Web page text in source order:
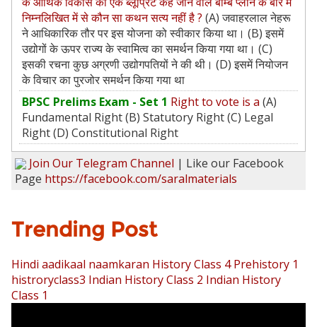
निम्नलिखित में से कौन सा कथन सत्य नहीं है ? (A) जवाहरलाल नेहरू
ने आधिकारिक तौर पर इस योजना को स्वीकार किया था। (B) इसमें
उद्योगों के ऊपर राज्य के स्वामित्व का समर्थन किया गया था। (C)
इसकी रचना कुछ अग्रणी उद्योगपतियों ने की थी। (D) इसमें नियोजन
के विचार का पुरजोर समर्थन किया गया था
BPSC Prelims Exam - Set 1 Right to vote is a (A)
Fundamental Right (B) Statutory Right (C) Legal
Right (D) Constitutional Right
Join Our Telegram Channel | Like our Facebook
Page https://facebook.com/saralmaterials
Trending Post
Hindi aadikaal naamkaran History Class 4 Prehistory 1
histroryclass3 Indian History Class 2 Indian History
Class 1